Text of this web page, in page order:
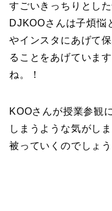
すごいきっちりとし
DJKOOさんは子煩悩
やインスタにあげて
ることをあげていま
ね。！
KOOさんが授業参観
しまうような気がし
被っていくのでしょ